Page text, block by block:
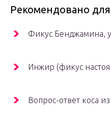
Рекомендовано для
Фикус Бенджамина,
Инжир (фикус
Вопрос-ответ коса